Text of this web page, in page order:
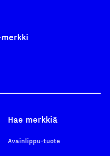
Hae merkkiä
Avainlippu-tuote